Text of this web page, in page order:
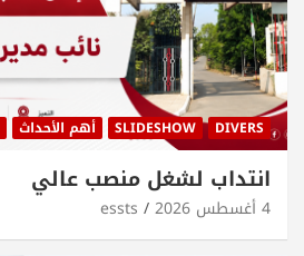
DIVERS
SLIDESHOW أهم الأحداث
انتداب لشغل منصب عالي
4 أغسطس 2026 essts